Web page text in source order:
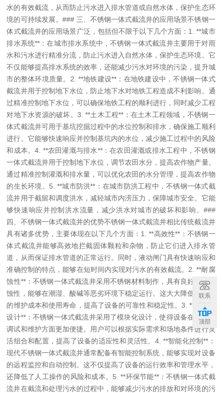
水的有效截流，从而防止污水进入排水管道或自然水体，保护生态环
境的可持续发展。 ### 三、不锈钢一体式截流井的应用场景不锈钢一
体式截流井的应用场景广泛，包括但不限于以下几个方面： 1. **城市
排水系统**：在城市排水系统中，不锈钢一体式截流井主要用于对雨
水和污水进行精准分流，防止污水进入自然水体，保护生态环境。它
不仅能够提高排水系统的效率，还能减少污水对环境的污染，提升城
市的整体环境质量。 2. **地铁建设**：在地铁建设中，不锈钢一体式
截流井用于控制地下水位，防止地下水对地铁工程造成不利影响。通
过精准控制地下水位，可以确保地铁工程的顺利进行，同时减少工程
对地下水资源的破坏。 3. **土木工程**：在土木工程领域，不锈钢一
体式截流井可用于基坑挖掘过程中的水位控制和排水，确保施工顺利
进行。它能够快速响应并控制基坑内的水位，减少施工过程中的风险
和成本。4. **农田灌溉与排水**：在农田灌溉或排水工程中，不锈钢
一体式截流井用于控制地下水位，调节农田水分，提高农作物产量。
通过精准控制灌溉和排水量，可以优化农田的水分管理，提高农作物
的生长环境。 5. **城市防洪**：在城市防洪工程中，不锈钢一体式截
流井用于截留和调度洪水，减轻城市内涝压力，保障城市安全。它能
够快速响应并控制洪水流量，减少洪水对城市的破坏和影响。 ###
四、不锈钢一体式截流井的优势不锈钢一体式截流井相比传统截流井
具有诸多优势，主要体现在以下几个方面： 1. **高效性**：不锈钢一
体式截流井能够高效地拦截固体颗粒和杂物，防止它们进入排水管
道，从而保证排水管道的正常运行。同时，液动闸门具有快速响应和
准确控制的特点，能够在短时间内实现对污水的有效截流。 2. **耐腐
蚀性**：不锈钢一体式截流井采用不锈钢材料制作，具有良好的耐腐
蚀性，能够在潮湿、酸碱等恶劣环境下稳定运行。这大大降低了设备
的维护成本和使用寿命，提高了设备的可靠性和稳定性。3. **模块化
设计**：不锈钢一体式截流井采用了模块化设计，使得设备在安装、
调试和维护方面更加便捷。用户可以根据实际需求和场地条件进行灵
活组合和配置，提高了设备的适应性和灵活性。 4. **智能化控制**：
现代不锈钢一体式截流井通常配备有智能控制系统，能够实现对设备
的远程监控和自动控制。这不仅提高了设备的运行效率和管理水平，
还降低了人工操作的风险和成本。 5. **环保节能**：不锈钢一体式截
流井在截流和处理污水的过程中，能够减少污水的排放和对环境的污
联系
顶部